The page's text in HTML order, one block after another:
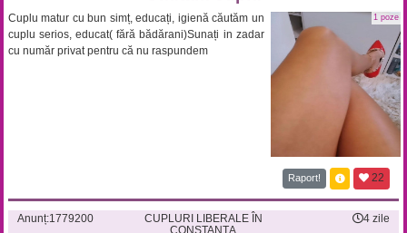
Cuplu matur cu bun simț, educați, igienă căutăm un
cuplu serios, educat( fără bădărani)Sunați in zadar
cu număr privat pentru că nu raspundem
1 poze
Raport! 22
Anunț:1779200
CUPLURI LIBERALE ÎN
CONSTANȚA
4 zile